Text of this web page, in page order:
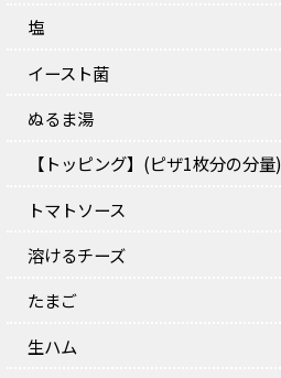
塩
イースト菌
ぬるま湯
【トッピング】(ピザ1枚分の分量)
トマトソース
溶けるチーズ
たまご
生ハム